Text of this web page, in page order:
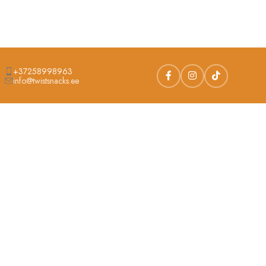
+37258998963
info@twistsnacks.ee